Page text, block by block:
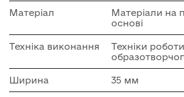
Матеріал
Матеріали на
основі
Техніка виконання
Техніки
Ширина 35 мм